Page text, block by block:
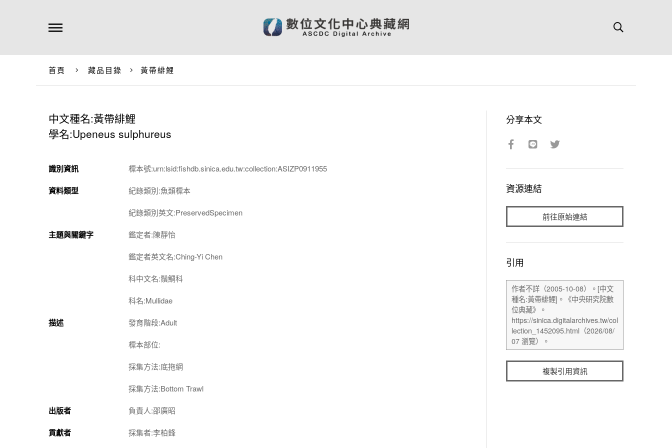
首頁 藏品目錄 黃帶緋鯉
中文種名:黃帶緋鯉
學名:Upeneus sulphureus
識別資訊 標本號:urn:lsid:fishdb.sinica.edu.tw:collection:ASIZP0911955
資料類型 紀錄類別:魚類標本
紀錄類別英文:PreservedSpecimen
主題與關鍵字 鑑定者:陳靜怡
鑑定者英文名:Ching-Yi Chen
科中文名:鬚鯛科
科名:Mullidae
描述 發育階段:Adult
標本部位:
採集方法:底拖網
採集方法:Bottom Trawl
出版者 負責人:邵廣昭
貢獻者 採集者:李柏鋒
分享本文
資源連結
前往原始連結
引用
複製引用資訊